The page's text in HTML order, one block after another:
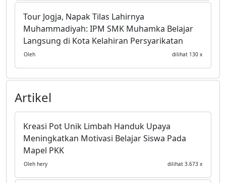
Tour Jogja, Napak Tilas Lahirnya
Muhammadiyah: IPM SMK Muhamka Belajar
Langsung di Kota Kelahiran Persyarikatan
Oleh dilihat 130 x
Artikel
Kreasi Pot Unik Limbah Handuk Upaya
Meningkatkan Motivasi Belajar Siswa Pada
Mapel PKK
Oleh hery dilihat 3.673 x